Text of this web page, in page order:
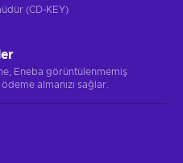
(CD-KEY)
Eneba görüntülenmemiş
almanızı sağlar.